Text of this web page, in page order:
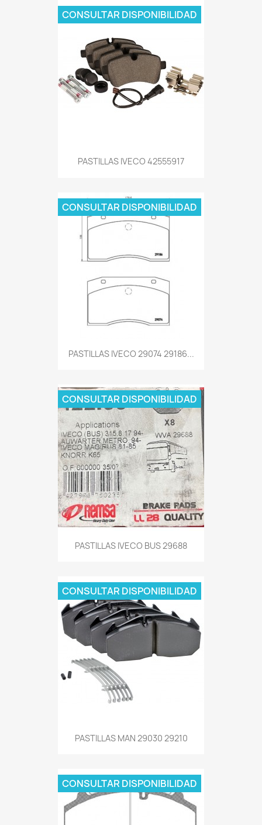
PASTILLAS IVECO 42555917
CONSULTAR DISPONIBILIDAD
PASTILLAS IVECO 29074 29186...
CONSULTAR DISPONIBILIDAD
PASTILLAS IVECO BUS 29688
CONSULTAR DISPONIBILIDAD
PASTILLAS MAN 29030 29210
CONSULTAR DISPONIBILIDAD
CONSULTAR DISPONIBILIDAD